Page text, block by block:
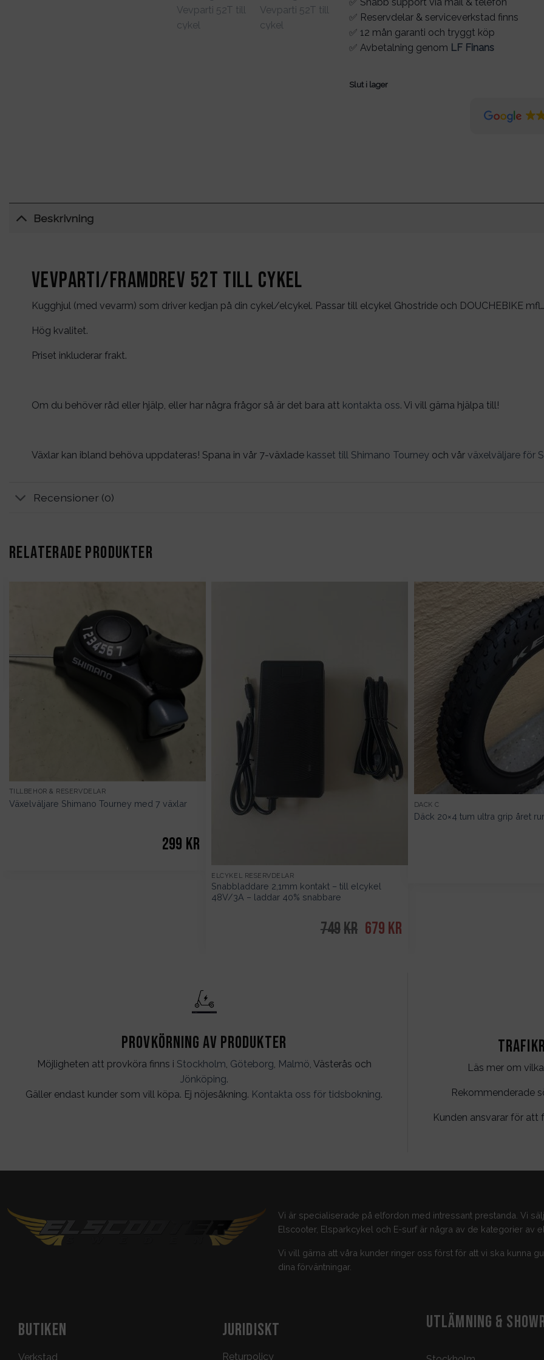
✅ Snabb support via mail & telefon
✅ Reservdelar & serviceverkstad finns
✅ 12 mån garanti och tryggt köp
✅ Avbetalning genom LF Finans
Slut i lager
Beskrivning
Vevparti/Framdrev 52T till cykel
Kugghjul (med vevarm) som driver kedjan på din cykel/elcykel. Passar till elcykel Ghostride och DOUCHEBIKE mfl…
Hög kvalitet.
Priset inkluderar frakt.
Om du behöver råd eller hjälp, eller har några frågor så är det bara att kontakta oss. Vi vill gärna hjälpa till!
Växlar kan ibland behöva uppdateras! Spana in vår 7-växlade kasset till Shimano Tourneyoch vår växelväljare för
Recensioner (0)
RELATERADE PRODUKTER
TILLBEHÖR & RESERVDELAR
Växelväljare Shimano Tourney med 7 växlar
299 kr
ELCYKEL RESERVDELAR
Snabbladdare 2,1mm kontakt – till elcykel
48V/3A – laddar 40% snabbare
749kr Det
ursprungliga
679 kr
DÄCK C
Däck 20×4 tum ultra grip året
Provkörning av produkter
Möjligheten att provköra finns i Stockholm, Göteborg, Malmö, Västerås och
Jönköping.
Gäller endast kunder som vill köpa. Ej nöjesåkning. Kontakta oss för tidsbokning.
Läs mer om
Rekommenderade
Kunden ansvarar för
Vi är specialiserade på elfordon med intressant prestanda. Vi
Elscooter, Elsparkcykel och E-surf är några av de kategorier av
Vi vill gärna att våra kunder ringer oss först för att vi ska kunna
dina förväntningar.
BUTIKEN
Verkstad
JURIDISKT
Returpolicy
UTLÄMNING &